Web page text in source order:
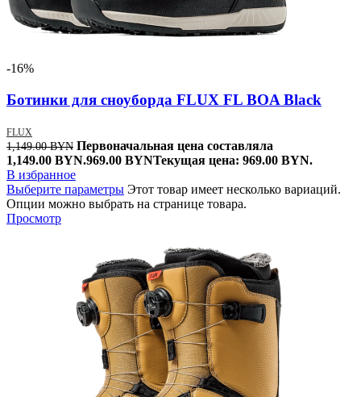
-16%
Ботинки для сноуборда FLUX FL BOA Black
FLUX
1,149.00BYN Первоначальная цена составляла
1,149.00 BYN.969.00 BYNТекущая цена: 969.00 BYN.
В избранное
Выберите параметры Этот товар имеет несколько вариаций.
Опции можно выбрать на странице товара.
Просмотр